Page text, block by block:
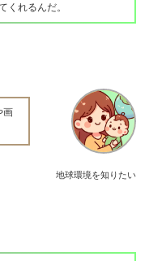
くれるんだ。
地球環境を知りたい
画